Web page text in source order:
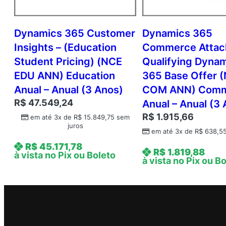
Dynamics 365 Customer
Insights – (Education
Student Pricing) (NCE
EDU ANN) Education
Anual – Anual (3 Anos)
R$ 47.549,24
em até 3x de R$15.849,75 sem
juros
R$45.171,78
à vista no Pix ou Boleto
Dynamics 365
Commerce
Qualifying
365 Base Offer
COM ANN)
Anual – Anual (3
R$ 1.915,66
em até 3x de R$
R$1.819,88
à vista no Pix ou